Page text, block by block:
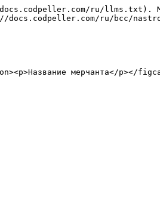
ru/llms.txt).
ru/bcc/